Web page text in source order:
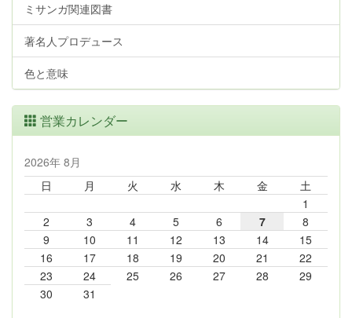
ミサンガ関連図書
著名人プロデュース
色と意味
営業カレンダー
2026年 8月
日
月 火 水 木 金
土
1
2
3 4 5 6 7
8
9
10 11 12 13 14
15
16
17 18 19 20 21
22
23
24 25 26 27 28
29
30
31